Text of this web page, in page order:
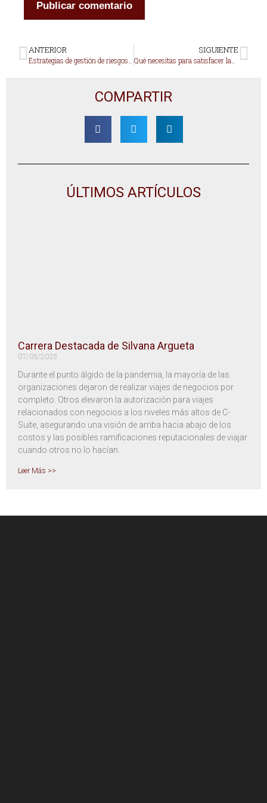
ANTERIOR SIGUIENTE
COMPARTIR
ÚLTIMOS ARTÍCULOS
Carrera Destacada de Silvana Argueta
07/05/2025
Durante el punto álgido de la pandemia, la mayoría de las
organizaciones dejaron de realizar viajes de negocios por
completo. Otros elevaron la autorización para viajes
relacionados con negocios a los niveles más altos de C-
Suite, asegurando una visión de arriba hacia abajo de los
costos y las posibles ramificaciones reputacionales de viajar
cuando otros no lo hacían.
Leer Más >>